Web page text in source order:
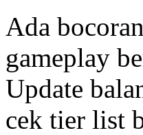
Ada
gameplay
Update
cek tier list